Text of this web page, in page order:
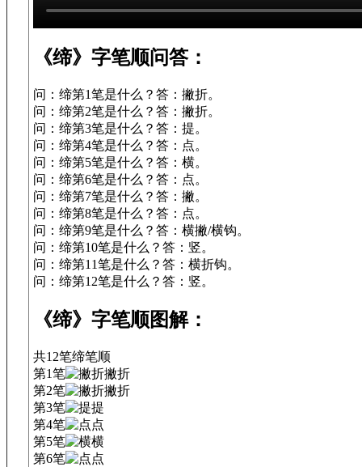
《缔》字笔顺问答：
问：缔第1笔是什么？答：撇折。
问：缔第2笔是什么？答：撇折。
问：缔第3笔是什么？答：提。
问：缔第4笔是什么？答：点。
问：缔第5笔是什么？答：横。
问：缔第6笔是什么？答：点。
问：缔第7笔是什么？答：撇。
问：缔第8笔是什么？答：点。
问：缔第9笔是什么？答：横撇/横钩。
问：缔第10笔是什么？答：竖。
问：缔第11笔是什么？答：横折钩。
问：缔第12笔是什么？答：竖。
《缔》字笔顺图解：
共12笔缔笔顺
第1笔
撇折
第2笔
撇折
第3笔
提
第4笔
点
第5笔
横
第6笔
点